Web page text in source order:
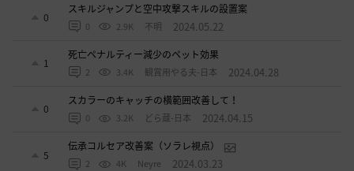
0
スキルジャンプと空中攻撃スキルの設置案
0 2.9K 不明 2024.05.22
1
死亡ペナルティー減少のペット効果
2 3.4K 観賞用やる夫-日本 2024.04.28
0
スカラーのキャッチの横範囲改善して！
0 3.2K どら蔵-日本 2024.04.15
5
伝承コルセア改善案（ソラレ視点）
2 4K Neyre 2024.03.23